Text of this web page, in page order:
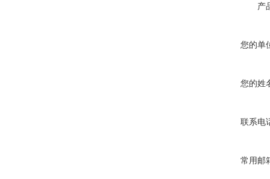
产
您的单
您的姓
联系电
常用邮